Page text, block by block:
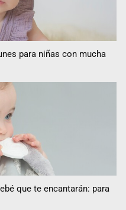
para niñas con mucha
que te encantarán: para